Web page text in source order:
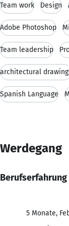
Team work Design
Adobe Photoshop
Team leadership
architectural
Spanish Language
Werdegang
5 Monate,